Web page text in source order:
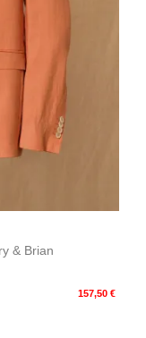
& Brian
157,50 €